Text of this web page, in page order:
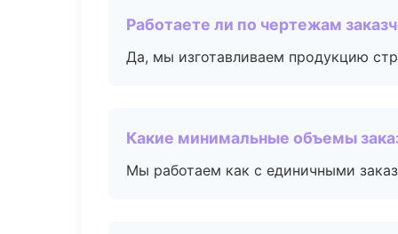
Работаете ли по чертежам
Да, мы изготавливаем продукцию
Какие минимальные объемы
Мы работаем как с единичными